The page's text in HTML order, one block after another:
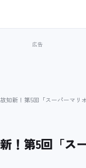
知新！第5回「スーパーマリオ
！第5回「ス